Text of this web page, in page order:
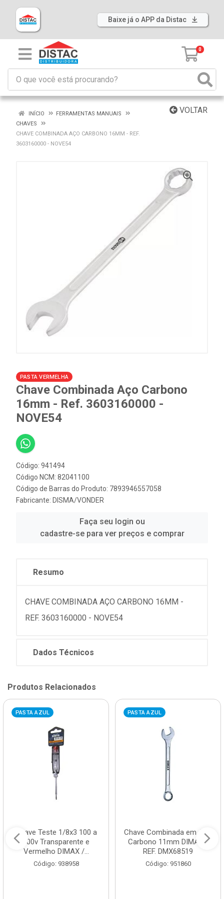
Baixe já o APP da Distac
0
VOLTAR
INÍCIO
FERRAMENTAS MANUAIS
CHAVES
CHAVE COMBINADA AÇO CARBONO 16MM - REF.
3603160000 - NOVE54
PASTA VERMELHA
Chave Combinada Aço Carbono
16mm - Ref. 3603160000 -
NOVE54
Código: 941494
Código NCM: 82041100
Código de Barras do Produto: 7893946557058
Fabricante: DISMA/VONDER
Faça seu login ou
cadastre-se para ver preços e comprar
Resumo
CHAVE COMBINADA AÇO CARBONO 16MM -
REF. 3603160000 - NOVE54
Dados Técnicos
Produtos Relacionados
PASTA AZUL
Chave Teste 1/8x3 100 a
500v Transparente e
Vermelho DIMAX /...
Código: 938958
PASTA AZUL
Chave Combinada em Aço
Carbono 11mm DIMAX /
REF. DMX68519
Código: 951860